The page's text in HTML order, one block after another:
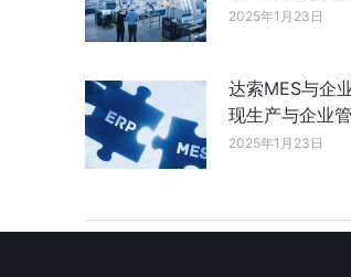
2025年1月23日
达索MES与企
现生产与企业
2025年1月23日